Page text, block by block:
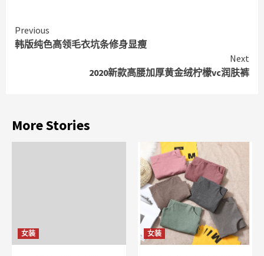
Continue
Reading
Previous
韩版纯色高领毛衣坑条修身显瘦
Next
2020新款高腰加厚黄金绒柠檬vc润肤裤
More Stories
女装 女装